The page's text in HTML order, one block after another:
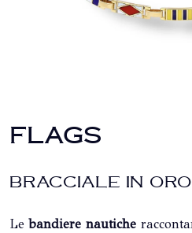
FLAGS
BRACCIALE IN
Lebandiere nautiche